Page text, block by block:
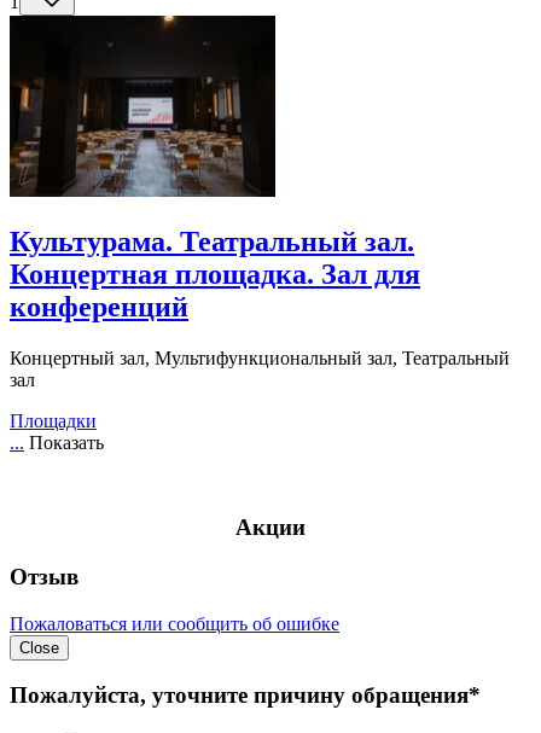
Культурама. Театральный зал.
Концертная площадка. Зал для
конференций
Концертный зал, Мультифункциональный зал, Театральный
зал
Площадки
... Показать
Акции
Отзыв
Пожаловаться или сообщить об ошибке
Close
Пожалуйста, уточните причину обращения*